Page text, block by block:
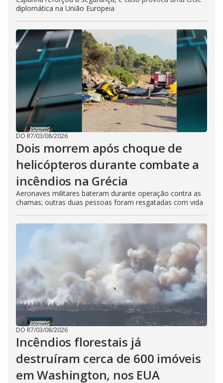
diplomática na União Europeia
DO R7/03/08/2026
Dois morrem após choque de
helicópteros durante combate a
incêndios na Grécia
Aeronaves militares bateram durante operação contra as
chamas; outras duas pessoas foram resgatadas com vida
DO R7/03/08/2026
Incêndios florestais já
destruíram cerca de 600 imóveis
em Washington, nos EUA